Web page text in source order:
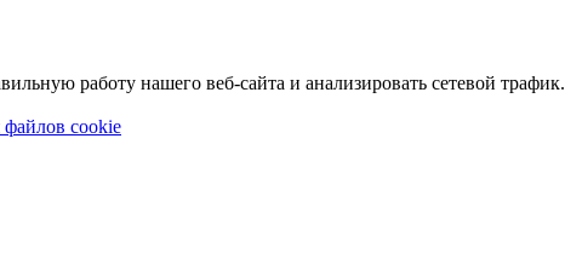
работу нашего веб-сайта и анализировать сетевой трафик.
файлов cookie